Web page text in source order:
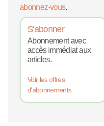
abonnez-vous.
S'abonner
Abonnement avec
accès immédiat aux
articles.
Voir les offres
d'abonnements